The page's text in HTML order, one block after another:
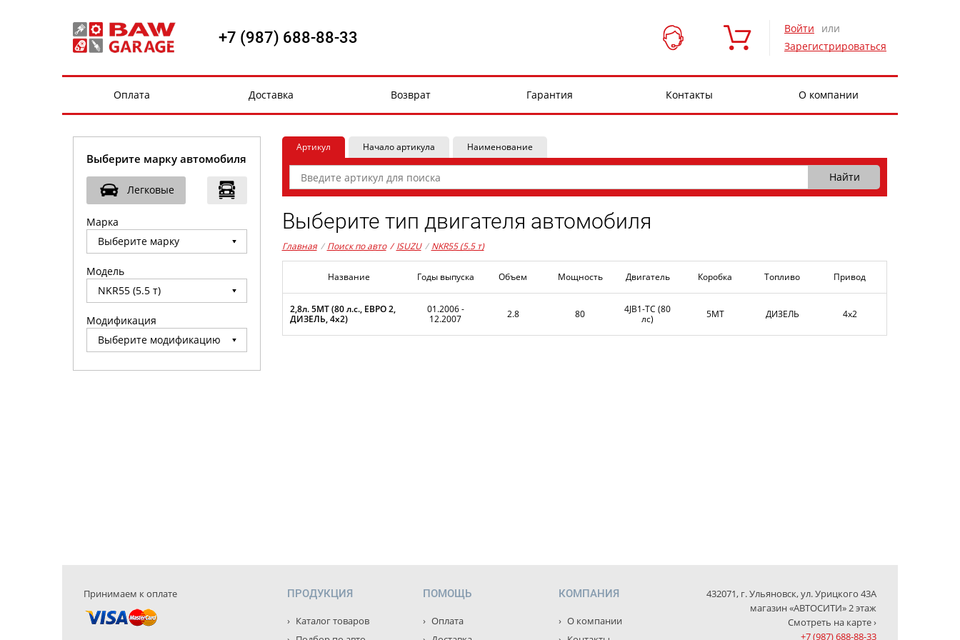
+7 (987) 688-88-33 Войти
или
Зарегистрироваться
Оплата Доставка Возврат Гарантия Контакты О компании
Выберите марку автомобиля
Легковые
Марка
Модель
Модификация
Артикул Начало артикула Наименование
Выберите тип двигателя автомобиля
Главная / Поиск по авто / ISUZU / NKR55 (5.5 т)
Название Годы выпуска Объем Мощность Двигатель Коробка Топливо Привод
2,8л. 5MT (80 л.с., ЕВРО 2,
ДИЗЕЛЬ, 4x2)
01.2006 -
12.2007
2.8 80
4JB1-TC (80
лс)
5MT ДИЗЕЛЬ 4x2
Принимаем к оплате ПРОДУКЦИЯ
Каталог товаров
ПОМОЩЬ
Оплата
КОМПАНИЯ
О компании
432071, г. Ульяновск, ул. Урицкого 43А
магазин «АВТОСИТИ» 2 этаж
Смотреть на карте ›
+7 (987) 688-88-33